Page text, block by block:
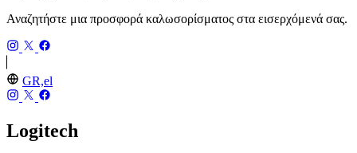
Αναζητήστε μια προσφορά καλωσορίσματος στα εισερχόμενά σας.
GR,el
Logitech